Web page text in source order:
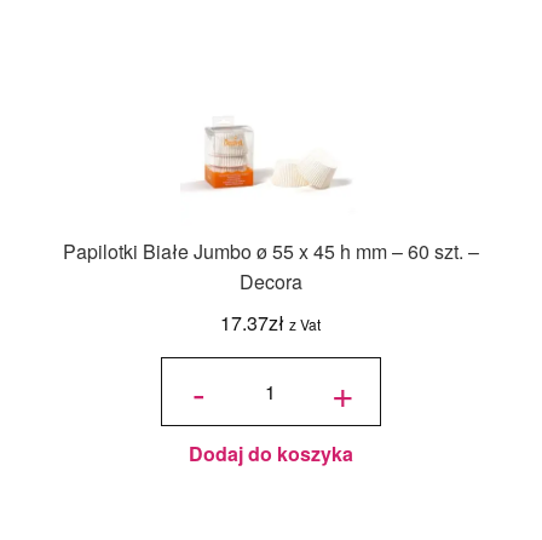
Papilotki Białe Jumbo ø 55 x 45 h mm – 60 szt. –
Decora
17.37zł z Vat
-
ilość
Jumbo ø
55 x 45
60 szt. -
Decora
+
Dodaj do koszyka